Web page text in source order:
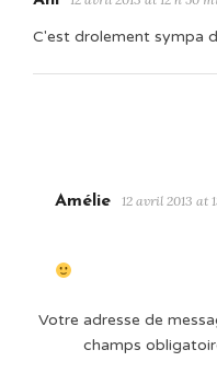
C'est drolement sympa
Amélie 12 avril 2013 at
Votre adresse de
champs